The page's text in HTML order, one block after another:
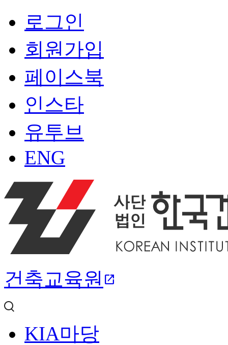
로그인
회원가입
페이스북
인스타
유투브
ENG
건축교육원 open_in_new
KIA마당